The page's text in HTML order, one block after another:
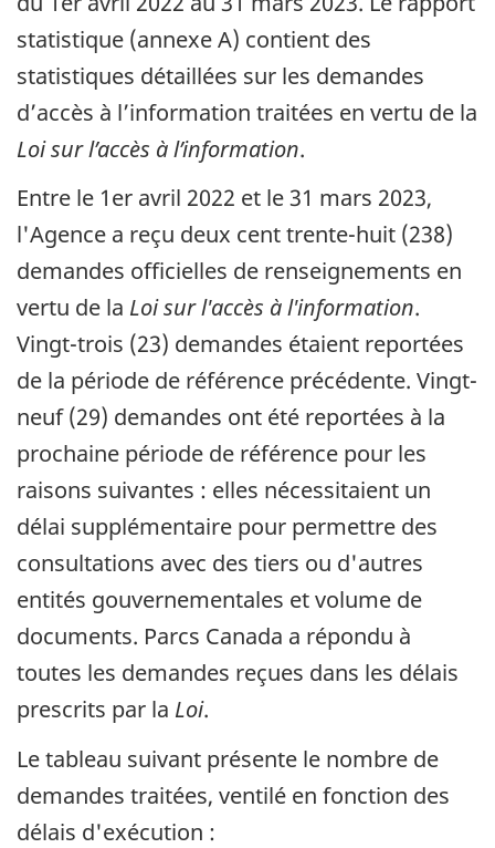
statistique (annexe A) contient des
statistiques détaillées sur les demandes
d’accès à l’information traitées en vertu de la
Loi sur l’accès à l’information.
Entre le 1er avril 2022 et le 31 mars 2023,
l'Agence a reçu deux cent trente-huit (238)
demandes officielles de renseignements en
vertu de la Loi sur l'accès à l'information.
Vingt-trois (23) demandes étaient reportées
de la période de référence précédente. Vingt-
neuf (29) demandes ont été reportées à la
prochaine période de référence pour les
raisons suivantes : elles nécessitaient un
délai supplémentaire pour permettre des
consultations avec des tiers ou d'autres
entités gouvernementales et volume de
documents. Parcs Canada a répondu à
toutes les demandes reçues dans les délais
prescrits par la Loi.
Le tableau suivant présente le nombre de
demandes traitées, ventilé en fonction des
délais d'exécution :